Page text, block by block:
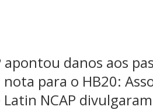
danos aos
para o HB20:
NCAP